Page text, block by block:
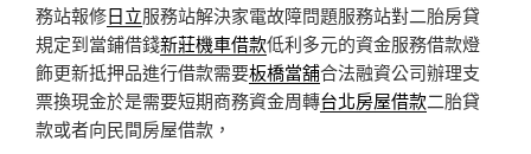
務站報修日立服務站解決家電故障問題服務站對二胎房貸
規定到當鋪借錢新莊機車借款低利多元的資金服務借款燈
飾更新抵押品進行借款需要板橋當舖合法融資公司辦理支
票換現金於是需要短期商務資金周轉台北房屋借款二胎貸
款或者向民間房屋借款，